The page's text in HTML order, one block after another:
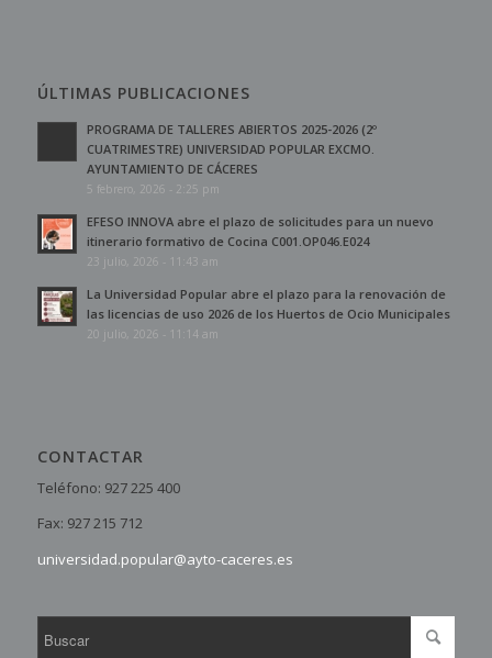
ÚLTIMAS PUBLICACIONES
PROGRAMA DE TALLERES ABIERTOS 2025-2026 (2º
CUATRIMESTRE) UNIVERSIDAD POPULAR EXCMO.
AYUNTAMIENTO DE CÁCERES
5 febrero, 2026 - 2:25 pm
EFESO INNOVA abre el plazo de solicitudes para un nuevo
itinerario formativo de Cocina C001.OP046.E024
23 julio, 2026 - 11:43 am
La Universidad Popular abre el plazo para la renovación de
las licencias de uso 2026 de los Huertos de Ocio Municipales
20 julio, 2026 - 11:14 am
CONTACTAR
Teléfono: 927 225 400
Fax: 927 215 712
universidad.popular@ayto-caceres.es